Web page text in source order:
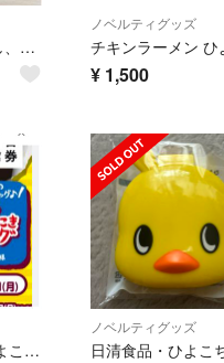
【レア】うししのし、とりりのり キーホルダー 日清食品 1980年代 当時物
ノベルティグッズ
¥ 1,500
チキンラーメン ひよこあにきバッグ
ノベルティグッズ